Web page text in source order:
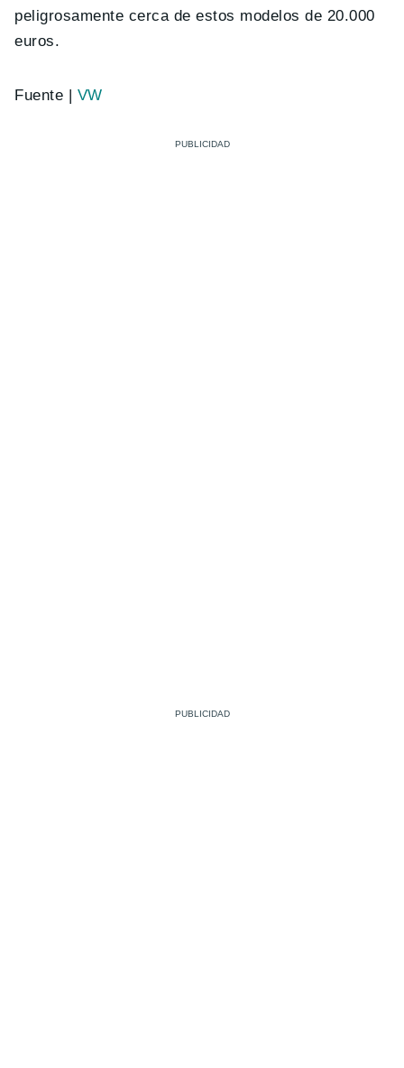
peligrosamente cerca de estos modelos de 20.000
euros.
Fuente | VW